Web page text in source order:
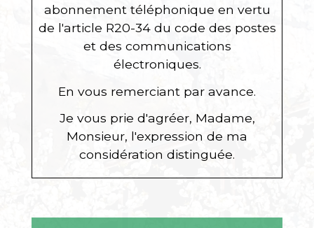
abonnement téléphonique en vertu
de l'article R20-34 du code des postes
et des communications
électroniques.
En vous remerciant par avance.
Je vous prie d'agréer, Madame,
Monsieur, l'expression de ma
considération distinguée.